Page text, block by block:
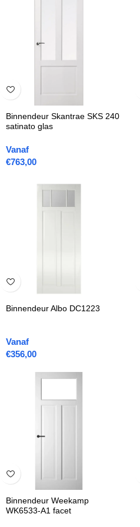
Binnendeur Skantrae SKS 240
satinato glas
Vanaf
€763,00
Binnendeur Albo DC1223
Vanaf
€356,00
Binnendeur Weekamp
WK6533-A1 facet